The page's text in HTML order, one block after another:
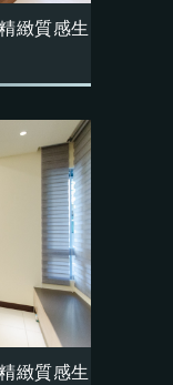
緻質感生
緻質感生